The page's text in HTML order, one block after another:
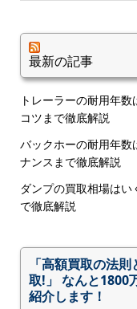
最新の記事
トレーラーの耐用年
コツまで徹底解説
バックホーの耐用年数
ナンスまで徹底解説
ダンプの買取相場はい
で徹底解説
「高額買取の法
取!」 なんと1800
紹介します！